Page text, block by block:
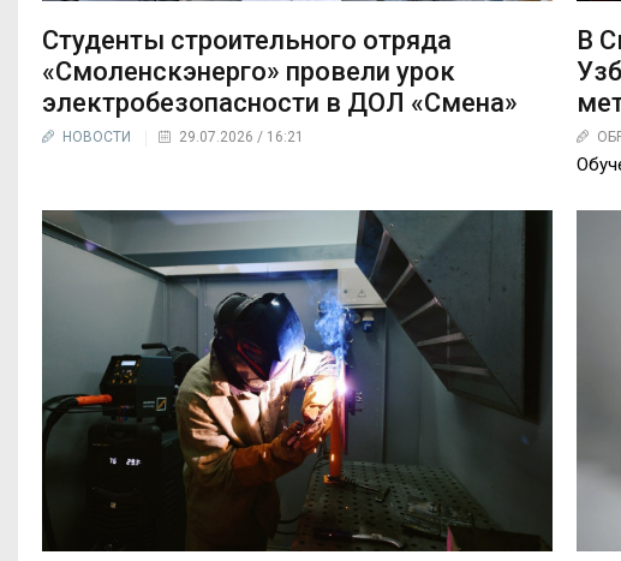
Студенты строительного отряда
«Смоленскэнерго» провели урок
электробезопасности в ДОЛ «Смена»
НОВОСТИ 29.07.2026 / 16:21
В